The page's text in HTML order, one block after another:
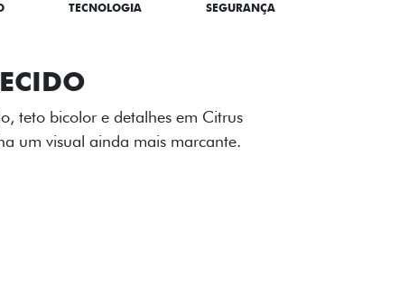
TECNOLOGIA SEGURANÇA
e nas laterais reforçam a identidade
comemorativa.